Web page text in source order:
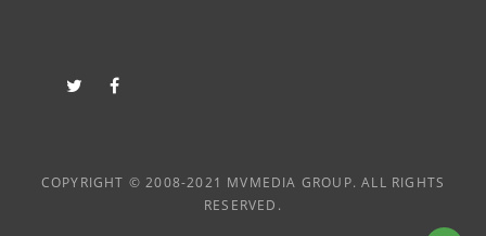
twitter
COPYRIGHT © 2008-2021 MVMEDIA GROUP. ALL RIGHTS
RESERVED.